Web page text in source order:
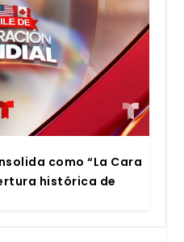
como “La Cara
his­tó­ri­ca de